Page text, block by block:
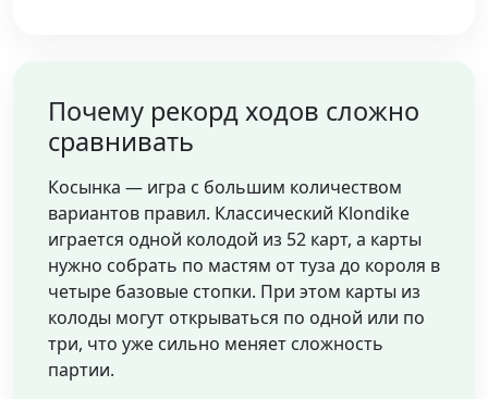
Почему рекорд ходов сложно
сравнивать
Косынка — игра с большим количеством
вариантов правил. Классический Klondike
играется одной колодой из 52 карт, а карты
нужно собрать по мастям от туза до короля в
четыре базовые стопки. При этом карты из
колоды могут открываться по одной или по
три, что уже сильно меняет сложность
партии.